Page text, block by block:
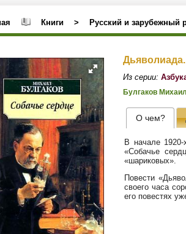
Книги > Русский и зарубежный
Из серии:
Булгаков Михаил
О чем?
В начале
«Собачье
«шариковых».
Повести
своего часа
его повестях